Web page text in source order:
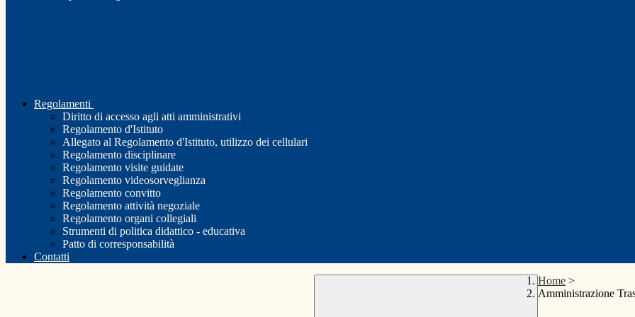
Regolamenti
Diritto di accesso agli atti amministrativi
Regolamento d'Istituto
Allegato al Regolamento d'Istituto, utilizzo dei cellulari
Regolamento disciplinare
Regolamento visite guidate
Regolamento videosorveglianza
Regolamento convitto
Regolamento attività negoziale
Regolamento organi collegiali
Strumenti di politica didattico - educativa
Patto di corresponsabilità
Contatti
Home >
Amministrazione